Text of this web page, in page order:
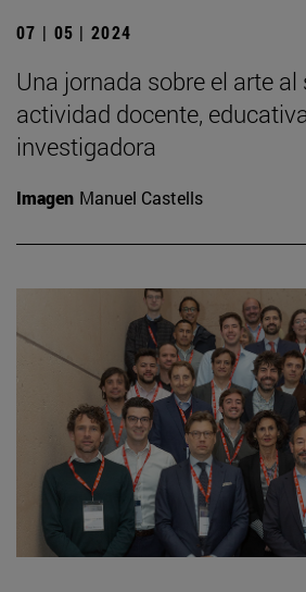
07 | 05 | 2024
Una jornada sobre el arte al
actividad docente,
investigadora
Imagen Manuel Castells